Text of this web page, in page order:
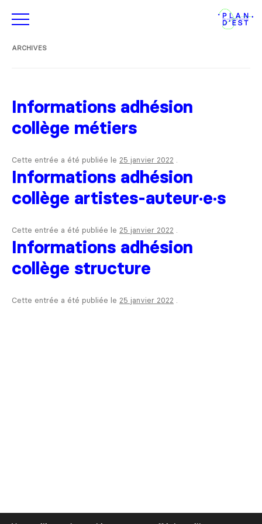
ARCHIVES
Informations adhésion
collège métiers
Cette entrée a été publiée le 25 janvier 2022
Informations adhésion
collège artistes-auteur·e·s
Cette entrée a été publiée le 25 janvier 2022
Informations adhésion
collège structure
Cette entrée a été publiée le 25 janvier 2022